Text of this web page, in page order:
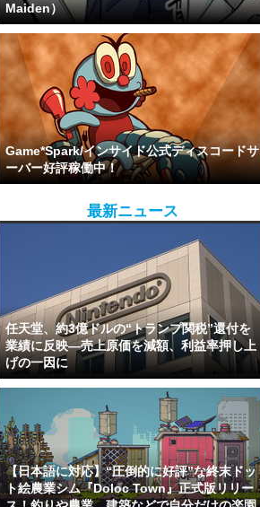
Maiden）
Game*Spark/インサイド公式ディスコードサ
ーバー好評稼働中！
最新ニュース
任天堂、約3億ドルの“トランプ関税”還付を
業績に反映―売上原価を減額、利益率押し上
げの一因に
【日本語に対応】“圧倒的に好評”な終末ドッ
ト絵農業シム『Doloc Town』正式版リリー